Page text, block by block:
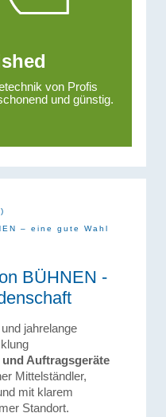
von Profis
und günstig.
– eine gute Wahl
BÜHNEN -
jahrelange
Auftragsgeräte
Mittelständler,
mit klarem
Standort.